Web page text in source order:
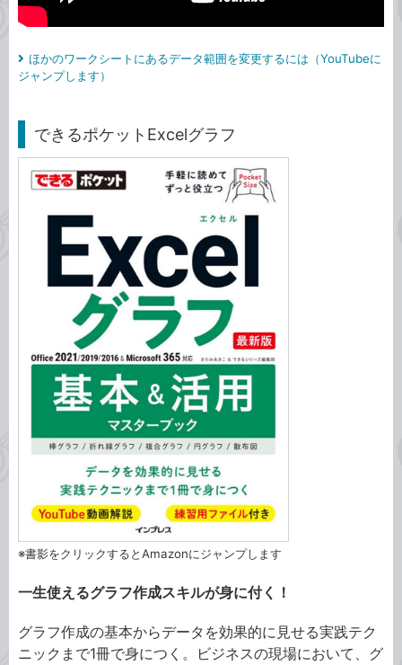
ほかのワークシートにあるデータ範囲を変更するには（YouTubeに
ジャンプします）
できるポケットExcelグラフ
※書影をクリックするとAmazonにジャンプします
一生使えるグラフ作成スキルが身に付く！
グラフ作成の基本からデータを効果的に見せる実践テク
ニックまで1冊で身につく。ビジネスの現場において、グ